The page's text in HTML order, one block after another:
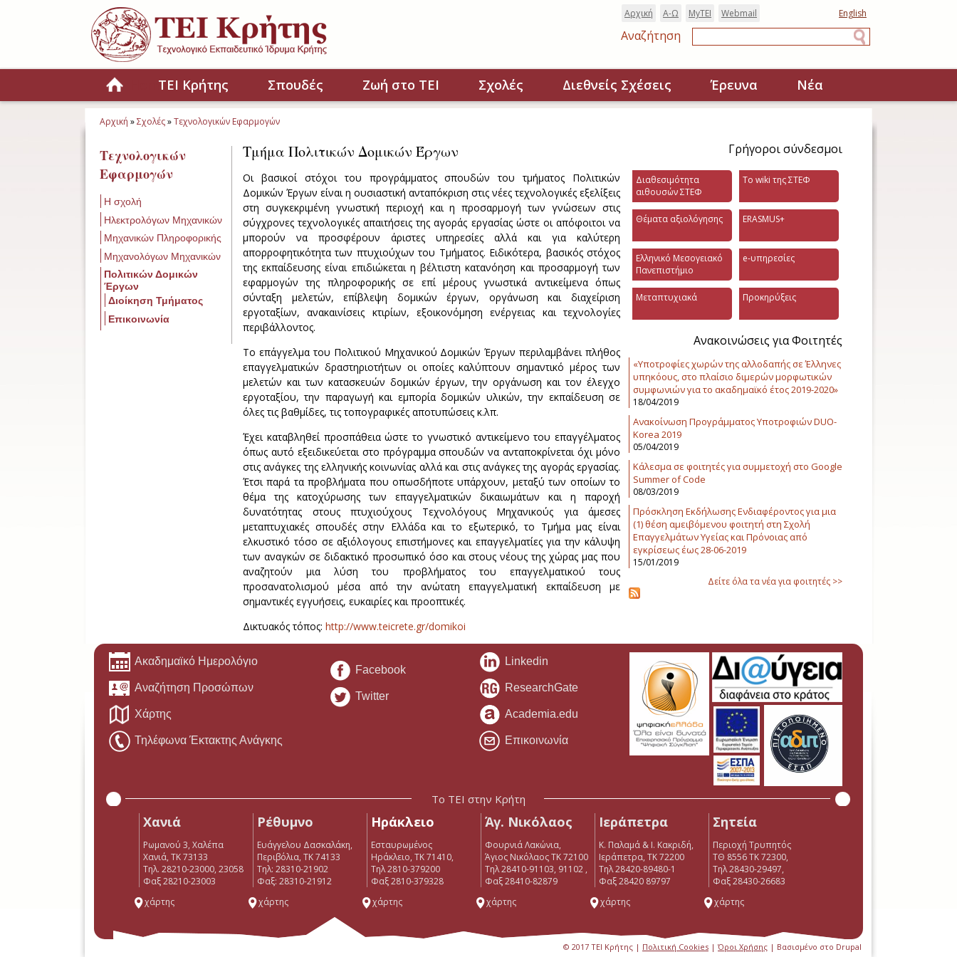
Παράκαμψη προς το κυρίως περιεχόμενο
English
Webmail
MyTEI
Α-Ω
Αρχική
Αναζήτηση
HomeΤΕΙ Κρήτης Σπουδές Ζωή στο ΤΕΙ Σχολές Διεθνείς Σχέσεις Έρευνα Νέα
Αρχική »Σχολές»Τεχνολογικών Εφαρμογών
Τεχνολογικών
Εφαρμογών
Η σχολή
Ηλεκτρολόγων Μηχανικών
Μηχανικών Πληροφορικής
Μηχανολόγων Μηχανικών
Πολιτικών Δομικών
Έργων
Διοίκηση Τμήματος
Επικοινωνία
Τμήμα Πολιτικών Δομικών Έργων
Οι βασικοί στόχοι του προγράμματος σπουδών του τμήματος Πολιτικών
Δομικών Έργων είναι η ουσιαστική ανταπόκριση στις νέες τεχνολογικές εξελίξεις
στη συγκεκριμένη γνωστική περιοχή και η προσαρμογή των γνώσεων στις
σύγχρονες τεχνολογικές απαιτήσεις της αγοράς εργασίας ώστε οι απόφοιτοι να
μπορούν να προσφέρουν άριστες υπηρεσίες αλλά και για καλύτερη
απορροφητικότητα των πτυχιούχων του Τμήματος. Ειδικότερα, βασικός στόχος
της εκπαίδευσης είναι επιδιώκεται η βέλτιστη κατανόηση και προσαρμογή των
εφαρμογών της πληροφορικής σε επί μέρους γνωστικά αντικείμενα όπως
σύνταξη μελετών, επίβλεψη δομικών έργων, οργάνωση και διαχείριση
εργοταξίων, ανακαινίσεις κτιρίων, εξοικονόμηση ενέργειας και τεχνολογίες
περιβάλλοντος.
Το επάγγελμα του Πολιτικού Μηχανικού Δομικών Έργων περιλαμβάνει πλήθος
επαγγελματικών δραστηριοτήτων οι οποίες καλύπτουν σημαντικό μέρος των
μελετών και των κατασκευών δομικών έργων, την οργάνωση και τον έλεγχο
εργοταξίου, την παραγωγή και εμπορία δομικών υλικών, την εκπαίδευση σε
όλες τις βαθμίδες, τις τοπογραφικές αποτυπώσεις κ.λπ.
Έχει καταβληθεί προσπάθεια ώστε το γνωστικό αντικείμενο του επαγγέλματος
όπως αυτό εξειδικεύεται στο πρόγραμμα σπουδών να ανταποκρίνεται όχι μόνο
στις ανάγκες της ελληνικής κοινωνίας αλλά και στις ανάγκες της αγοράς εργασίας.
Έτσι παρά τα προβλήματα που οπωσδήποτε υπάρχουν, μεταξύ των οποίων το
θέμα της κατοχύρωσης των επαγγελματικών δικαιωμάτων και η παροχή
δυνατότητας στους πτυχιούχους Τεχνολόγους Μηχανικούς για άμεσες
μεταπτυχιακές σπουδές στην Ελλάδα και το εξωτερικό, το Τμήμα μας είναι
ελκυστικό τόσο σε αξιόλογους επιστήμονες και επαγγελματίες για την κάλυψη
των αναγκών σε διδακτικό προσωπικό όσο και στους νέους της χώρας μας που
αναζητούν μια λύση του προβλήματος του επαγγελματικού τους
προσανατολισμού μέσα από την ανώτατη επαγγελματική εκπαίδευση με
σημαντικές εγγυήσεις, ευκαιρίες και προοπτικές.
Δικτυακός τόπος: http://www.teicrete.gr/domikoi
Γρήγοροι σύνδεσμοι
Διαθεσιμότητα
αιθουσών ΣΤΕΦ
Το wiki της ΣΤΕΦ
Θέματα αξιολόγησης ERASMUS+
Ελληνικό Μεσογειακό
Πανεπιστήμιο
e-υπηρεσίες
Μεταπτυχιακά Προκηρύξεις
Ανακοινώσεις για Φοιτητές
«Υποτροφίες χωρών της αλλοδαπής σε Έλληνες
υπηκόους, στο πλαίσιο διμερών μορφωτικών
συμφωνιών για το ακαδημαϊκό έτος 2019-2020»
18/04/2019
Ανακοίνωση Προγράμματος Υποτροφιών DUO-
Korea 2019
05/04/2019
Κάλεσμα σε φοιτητές για συμμετοχή στο Google
Summer of Code
08/03/2019
Πρόσκληση Εκδήλωσης Ενδιαφέροντος για μια
(1) θέση αμειβόμενου φοιτητή στη Σχολή
Επαγγελμάτων Υγείας και Πρόνοιας από
εγκρίσεως έως 28-06-2019
15/01/2019
Δείτε όλα τα νέα για φοιτητές >>
Ακαδημαϊκό Ημερολόγιο
Αναζήτηση Προσώπων
Χάρτης
Τηλέφωνα Έκτακτης Ανάγκης
Facebook
Twitter
Linkedin
ResearchGate
Academia.edu
Επικοινωνία
Το ΤΕΙ στην Κρήτη
Χανιά
Ρωμανού 3, Χαλέπα
Χανιά, ΤΚ 73133
Τηλ. 28210-23000, 23058
Φαξ 28210-23003
χάρτης
Ρέθυμνο
Ευάγγελου Δασκαλάκη,
Περιβόλια, ΤΚ 74133
Tηλ: 28310-21902
Φαξ: 28310-21912
χάρτης
Ηράκλειο
Εσταυρωμένος
Ηράκλειο, ΤΚ 71410,
Τηλ 2810-379200
Φαξ 2810-379328
χάρτης
Άγ. Νικόλαος
Φουρνιά Λακώνια,
Άγιος Νικόλαος ΤΚ 72100
Τηλ 28410-91103, 91102 ,
Φαξ 28410-82879
χάρτης
Ιεράπετρα
Κ. Παλαμά & Ι. Κακριδή,
Ιεράπετρα, ΤΚ 72200
Tηλ 28420-89480-1
Φαξ 28420 89797
χάρτης
Σητεία
Περιοχή Τρυπητός
ΤΘ 8556 ΤΚ 72300,
Τηλ 28430-29497,
Φαξ 28430-26683
χάρτης
© 2017 ΤΕΙ Κρήτης | Πολιτική Cookies | Όροι Χρήσης | Βασισμένο στο Drupal